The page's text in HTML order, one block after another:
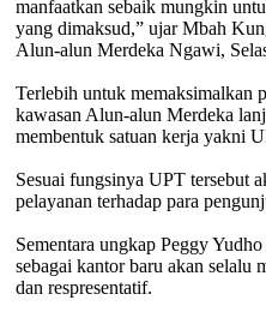
manfaatkan sebaik mungkin
yang dimaksud,” ujar Mbah
Alun-alun Merdeka Ngawi,
Terlebih untuk memaksimalkan
kawasan Alun-alun Merdeka
membentuk satuan kerja yakni
Sesuai fungsinya UPT tersebut
pelayanan terhadap para
Sementara ungkap Peggy
sebagai kantor baru akan selalu
dan respresentatif.